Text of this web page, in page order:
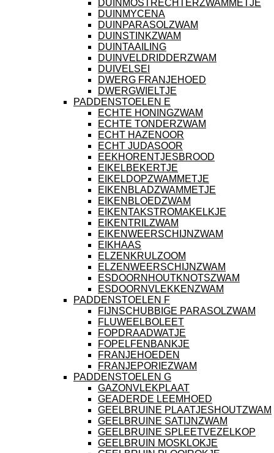
DUINMOSTRECHTERZWAMMETJE
DUINMYCENA
DUINPARASOLZWAM
DUINSTINKZWAM
DUINTAAILING
DUINVELDRIDDERZWAM
DUIVELSEI
DWERG FRANJEHOED
DWERGWIELTJE
PADDENSTOELEN E
ECHTE HONINGZWAM
ECHTE TONDERZWAM
ECHT HAZENOOR
ECHT JUDASOOR
EEKHORENTJESBROOD
EIKELBEKERTJE
EIKELDOPZWAMMETJE
EIKENBLADZWAMMETJE
EIKENBLOEDZWAM
EIKENTAKSTROMAKELKJE
EIKENTRILZWAM
EIKENWEERSCHIJNZWAM
EIKHAAS
ELZENKRULZOOM
ELZENWEERSCHIJNZWAM
ESDOORNHOUTKNOTSZWAM
ESDOORNVLEKKENZWAM
PADDENSTOELEN F
FIJNSCHUBBIGE PARASOLZWAM
FLUWEELBOLEET
FOPDRAADWATJE
FOPELFENBANKJE
FRANJEHOEDEN
FRANJEPORIEZWAM
PADDENSTOELEN G
GAZONVLEKPLAAT
GEADERDE LEEMHOED
GEELBRUINE PLAATJESHOUTZWAM
GEELBRUINE SATIJNZWAM
GEELBRUINE SPLEETVEZELKOP
GEELBRUIN MOSKLOKJE